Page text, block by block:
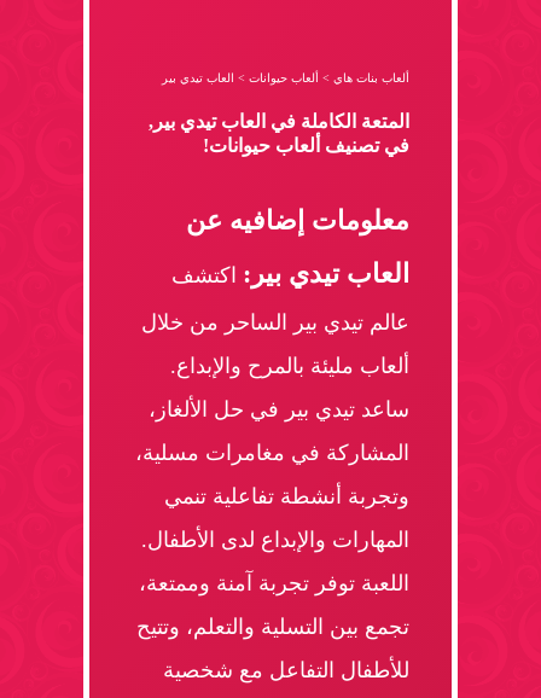
ألعاب بنات هاي > ألعاب حيوانات > العاب تيدي بير
المتعة الكاملة في العاب تيدي بير,
في تصنيف ألعاب حيوانات!
معلومات إضافيه عن
العاب تيدي بير: اكتشف
عالم تيدي بير الساحر من خلال
ألعاب مليئة بالمرح والإبداع.
ساعد تيدي بير في حل الألغاز،
المشاركة في مغامرات مسلية،
وتجربة أنشطة تفاعلية تنمي
المهارات والإبداع لدى الأطفال.
اللعبة توفر تجربة آمنة وممتعة،
تجمع بين التسلية والتعلم، وتتيح
للأطفال التفاعل مع شخصية